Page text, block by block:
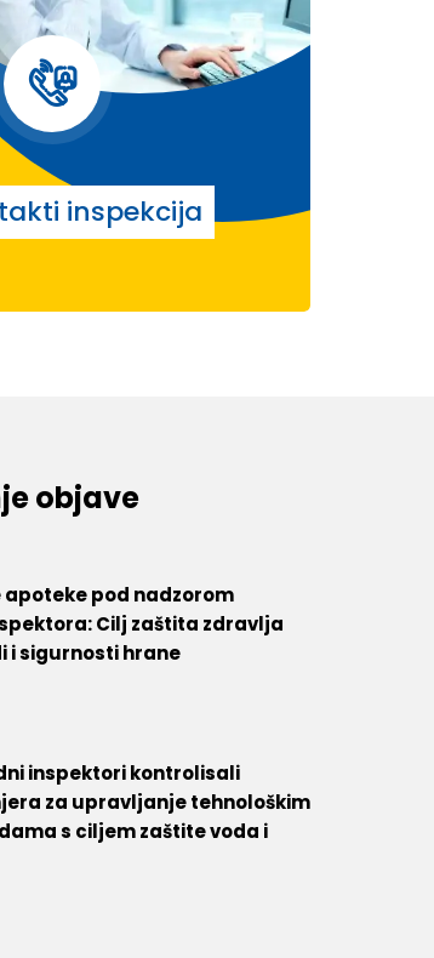
inspekcija
objave
pod nadzorom
Cilj zaštita zdravlja
i sigurnosti hrane
inspektori kontrolisali
za upravljanje tehnološkim
s ciljem zaštite voda i